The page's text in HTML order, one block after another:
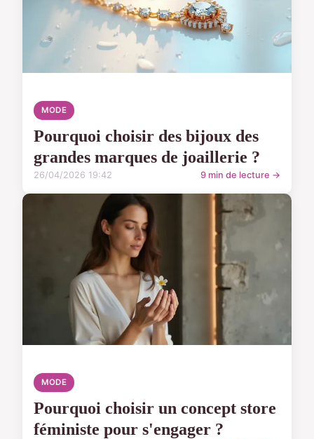
MODE
Pourquoi choisir des bijoux des
grandes marques de joaillerie ?
26/04/2026 19:42 9 min de lecture →
MODE
Pourquoi choisir un concept store
féministe pour s'engager ?